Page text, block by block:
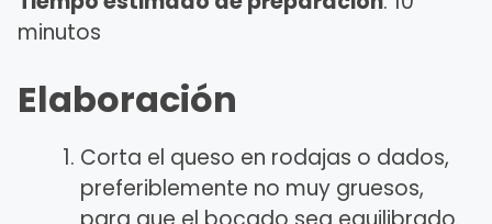
minutos
Elaboración
Corta el queso en rodajas o dados,
preferiblemente no muy gruesos,